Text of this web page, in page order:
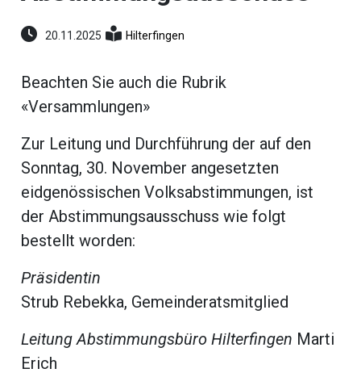
Reportagen
20.11.2025 Hilterfingen
Beachten Sie auch die Rubrik
«Versammlungen»
Zur Leitung und Durchführung der auf den
Sonntag, 30. November angesetzten
eidgenössischen Volksabstimmungen, ist
der Abstimmungsausschuss wie folgt
bestellt worden:
Präsidentin
Strub Rebekka, Gemeinderatsmitglied
Leitung Abstimmungsbüro Hilterfingen Marti
Erich